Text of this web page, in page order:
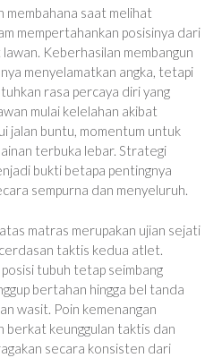
membahana saat melihat
mempertahankan posisinya dari
Keberhasilan membangun
menyelamatkan angka, tetapi
rasa percaya diri yang
mulai kelelahan akibat
jalan buntu, momentum untuk
terbuka lebar. Strategi
bukti betapa pentingnya
sempurna dan menyeluruh.
matras merupakan ujian sejati
taktis kedua atlet.
tubuh tetap seimbang
bertahan hingga bel tanda
wasit. Poin kemenangan
berkat keunggulan taktis dan
secara konsisten dari